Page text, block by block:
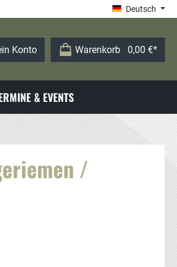
Deutsch
Konto Warenkorb 0,00 €*
& EVENTS
/